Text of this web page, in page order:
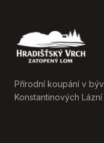
Přírodní koupání v
Konstantinových